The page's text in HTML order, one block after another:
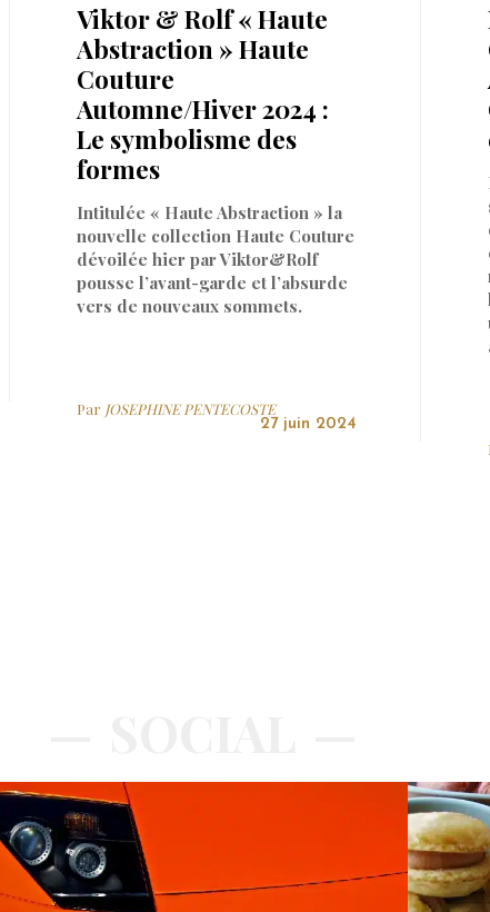
Viktor & Rolf « Haute
Abstraction » Haute
Couture
Automne/Hiver 2024 :
Le symbolisme des
formes
Intitulée « Haute Abstraction » la
nouvelle collection Haute Couture
dévoilée hier par Viktor&Rolf
pousse l’avant-garde et l’absurde
vers de nouveaux sommets.
Par JOSEPHINE PENTECOSTE
27 juin 2024